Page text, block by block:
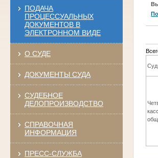
ПОДАЧА
ПРОЦЕССУАЛЬНЫХ
ДОКУМЕНТОВ В
ЭЛЕКТРОННОМ ВИДЕ
О СУДЕ
ДОКУМЕНТЫ СУДА
СУДЕБНОЕ
ДЕЛОПРОИЗВОДСТВО
СПРАВОЧНАЯ
ИНФОРМАЦИЯ
ПРЕСС-СЛУЖБА
Суд